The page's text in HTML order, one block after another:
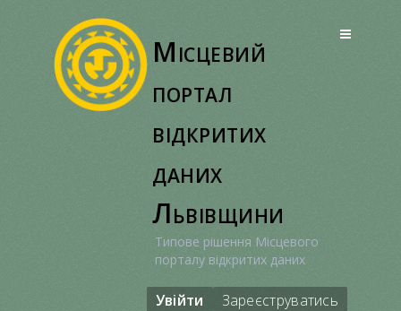
Місцевий
портал
відкритих
даних
Львівщини
Типове рішення Місцевого
порталу відкритих даних
Увійти Зареєструватись